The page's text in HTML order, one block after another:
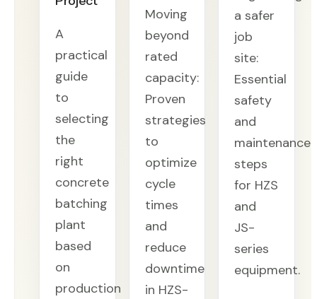
A
practical
guide
to
selecting
the
right
concrete
batching
plant
based
on
production
Moving
beyond
rated
capacity:
Proven
strategies
to
optimize
cycle
times
and
reduce
downtime
in HZS-
a safer
job
site:
Essential
safety
and
maintenance
steps
for HZS
and
JS-
series
equipment.